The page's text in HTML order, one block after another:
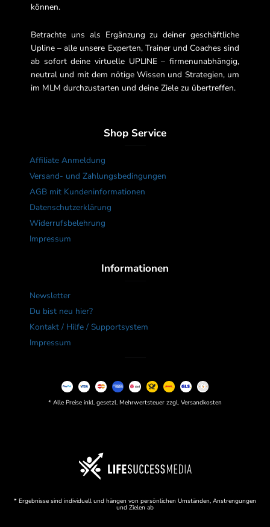
können.
Betrachte uns als Ergänzung zu deiner geschäftliche
Upline – alle unsere Experten, Trainer und Coaches sind
ab sofort deine virtuelle UPLINE – firmenunabhängig,
neutral und mit dem nötige Wissen und Strategien, um
im MLM durchzustarten und deine Ziele zu übertreffen.
Shop Service
Affiliate Anmeldung
Versand- und Zahlungsbedingungen
AGB mit Kundeninformationen
Datenschutzerklärung
Widerrufsbelehrung
Impressum
Informationen
Newsletter
Du bist neu hier?
Kontakt / Hilfe / Supportsystem
Impressum
* Alle Preise inkl. gesetzl. Mehrwertsteuer zzgl. Versandkosten
* Ergebnisse sind individuell und hängen von persönlichen Umständen, Anstrengungen
und Zielen ab